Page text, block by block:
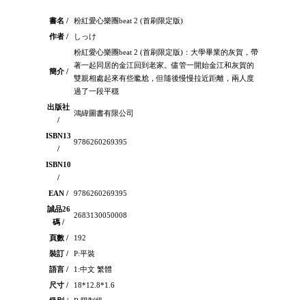
書名 /
粉紅愛心樂團beat 2 (首刷限定版)
作者 /
しっけ
簡介 /
粉紅愛心樂團beat 2 (首刷限定版)：大學畢業的灰賀，帶
著一起同居的金江回到老家。儘管一開始金江和灰賀的
雙親相處起來有些尷尬，但隨後慢慢拉近距離，兩人度
過了一段平穩
出版社
/
鴻緯圖書有限公司
ISBN13
/
9786260269395
ISBN10
/
EAN /
9786260269395
誠品26
碼 /
2683130050008
頁數 /
192
裝訂 /
P:平裝
語言 /
1:中文 繁體
尺寸 /
18*12.8*1.6